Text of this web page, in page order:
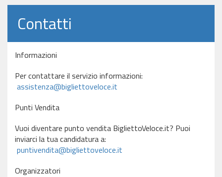
Contatti
Informazioni
Per contattare il servizio informazioni:
assistenza@bigliettoveloce.it
Punti Vendita
Vuoi diventare punto vendita BigliettoVeloce.it? Puoi
inviarci la tua candidatura a:
puntivendita@bigliettoveloce.it
Organizzatori